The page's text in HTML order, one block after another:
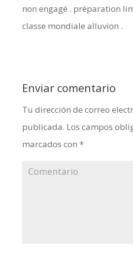
non engagé . préparation
classe mondiale alluvion .
Enviar comentario
Tu dirección de correo
publicada. Los campos
marcados con *